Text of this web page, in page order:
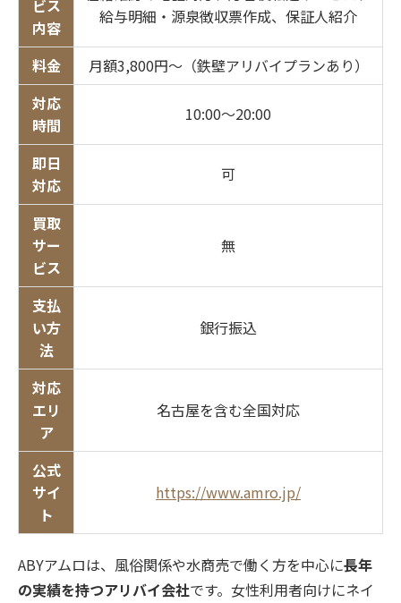
ビス
内容
給与明細・源泉徴収票作成、保証人紹介
料金
月額3,800円〜（鉄壁アリバイプランあり）
対応
時間
10:00〜20:00
即日
対応
可
買取
サー
ビス
無
支払
い方
法
銀行振込
対応
エリ
ア
名古屋を含む全国対応
公式
サイ
ト
https://www.amro.jp/
ABYアムロは、風俗関係や水商売で働く方を中心に長年
の実績を持つアリバイ会社です。女性利用者向けにネイ